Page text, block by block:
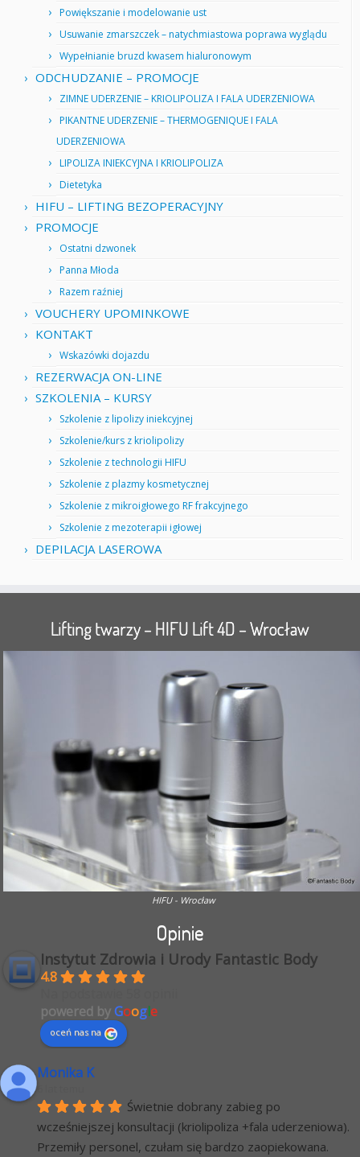
Powiększanie i modelowanie ust
Usuwanie zmarszczek – natychmiastowa poprawa wyglądu
Wypełnianie bruzd kwasem hialuronowym
ODCHUDZANIE – PROMOCJE
ZIMNE UDERZENIE – KRIOLIPOLIZA I FALA UDERZENIOWA
PIKANTNE UDERZENIE – THERMOGENIQUE I FALA
UDERZENIOWA
LIPOLIZA INIEKCYJNA I KRIOLIPOLIZA
Dietetyka
HIFU – LIFTING BEZOPERACYJNY
PROMOCJE
Ostatni dzwonek
Panna Młoda
Razem raźniej
VOUCHERY UPOMINKOWE
KONTAKT
Wskazówki dojazdu
REZERWACJA ON-LINE
SZKOLENIA – KURSY
Szkolenie z lipolizy iniekcyjnej
Szkolenie/kurs z kriolipolizy
Szkolenie z technologii HIFU
Szkolenie z plazmy kosmetycznej
Szkolenie z mikroigłowego RF frakcyjnego
Szkolenie z mezoterapii igłowej
DEPILACJA LASEROWA
Lifting twarzy – HIFU Lift 4D – Wrocław
HIFU - Wrocław
Opinie
Instytut Zdrowia i Urody Fantastic Body
4.8
powered byGoogle
oceń nas na
Monika K
Świetnie dobrany zabieg po
wcześniejszej konsultacji (kriolipoliza +fala uderzeniowa).
Przemiły personel, czułam się bardzo zaopiekowana.